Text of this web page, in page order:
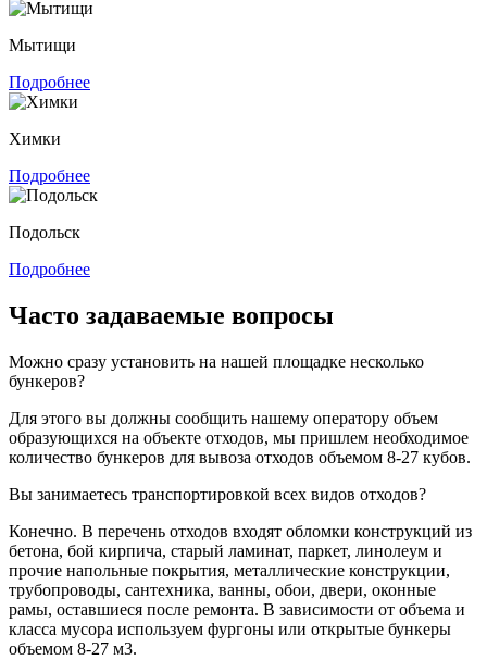
Мытищи
Подробнее
Химки
Подробнее
Подольск
Подробнее
Часто задаваемые вопросы
Можно сразу установить на нашей площадке несколько
бункеров?
Для этого вы должны сообщить нашему оператору объем
образующихся на объекте отходов, мы пришлем необходимое
количество бункеров для вывоза отходов объемом 8-27 кубов.
Вы занимаетесь транспортировкой всех видов отходов?
Конечно. В перечень отходов входят обломки конструкций из
бетона, бой кирпича, старый ламинат, паркет, линолеум и
прочие напольные покрытия, металлические конструкции,
трубопроводы, сантехника, ванны, обои, двери, оконные
рамы, оставшиеся после ремонта. В зависимости от объема и
класса мусора используем фургоны или открытые бункеры
объемом 8-27 м3.